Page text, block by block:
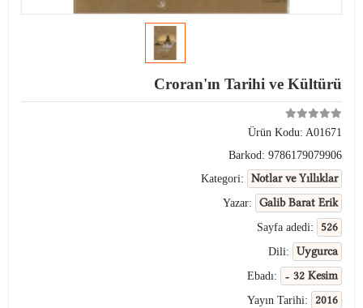
Croran'ın Tarihi ve Kültürü
Ürün Kodu: A01671
Barkod: 9786179079906
Kategori:
Notlar ve Yıllıklar
Yazar: Galib Barat Erik
Sayfa adedi: 526
Dili: Uygurca
Ebadı: - 32 Kesim
Yayın Tarihi: 2016